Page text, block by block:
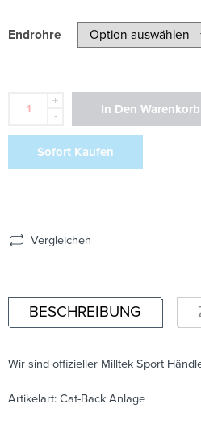
Endrohre
+
-
In Den Warenkorb
Sofort Kaufen
Vergleichen
BESCHREIBUNG
Wir sind offizieller Milltek Sport
Artikelart: Cat-Back Anlage